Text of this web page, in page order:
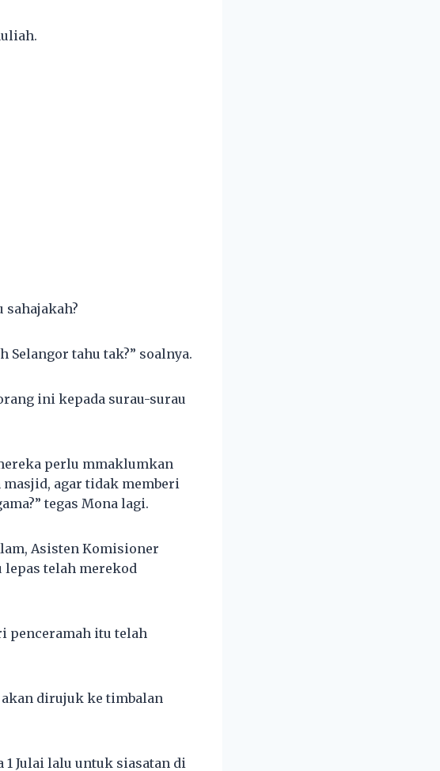
Selangor tahu tak?” soalnya.
ini kepada surau-surau
perlu mmaklumkan
masjid, agar tidak memberi
tegas Mona lagi.
Asisten Komisioner
telah merekod
penceramah itu telah
dirujuk ke timbalan
Julai lalu untuk siasatan di